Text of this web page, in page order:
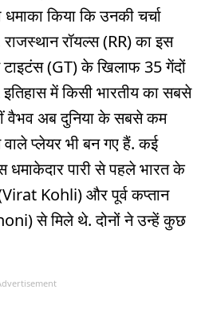
किया कि उनकी चर्चा
रॉयल्स (RR) का इस
टाइटंस (GT) के खिलाफ 35 गेंदों
में किसी भारतीय का सबसे
वैभव अब दुनिया के सबसे कम
प्लेयर भी बन गए हैं. कई
धमाकेदार पारी से पहले भारत के
Kohli) और पूर्व कप्तान
से मिले थे. दोनों ने उन्हें कुछ